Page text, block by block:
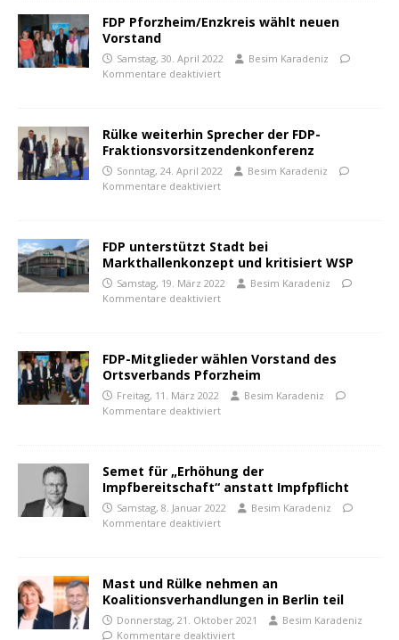
FDP Pforzheim/Enzkreis wählt neuen
Vorstand
Samstag, 30. April 2022
Besim Karadeniz
Kommentare deaktiviert
Rülke weiterhin Sprecher der FDP-
Fraktionsvorsitzendenkonferenz
Sonntag, 24. April 2022
Besim Karadeniz
Kommentare deaktiviert
FDP unterstützt Stadt bei
Markthallenkonzept und kritisiert WSP
Samstag, 19. März 2022
Besim Karadeniz
Kommentare deaktiviert
FDP-Mitglieder wählen Vorstand des
Ortsverbands Pforzheim
Freitag, 11. März 2022
Besim Karadeniz
Kommentare deaktiviert
Semet für „Erhöhung der
Impfbereitschaft“ anstatt Impfpflicht
Samstag, 8. Januar 2022
Besim Karadeniz
Kommentare deaktiviert
Mast und Rülke nehmen an
Koalitionsverhandlungen in Berlin teil
Donnerstag, 21. Oktober 2021
Besim Karadeniz
Kommentare deaktiviert